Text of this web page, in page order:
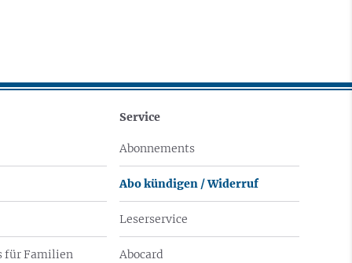
für Familien
Service
Abonnements
Abo kündigen / Widerruf
Leserservice
Abocard